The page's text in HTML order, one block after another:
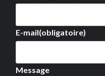
E-mail(obligatoire)
Message